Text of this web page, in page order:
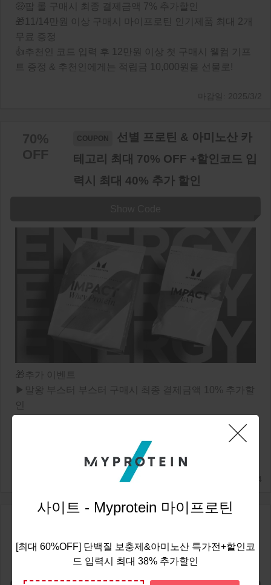
🤑팝 롤 구매시 최종 결제금액 7% 추가할인
🎁11/14만원 이상 구매시 마이프로틴 인기제품 최대 2개
무료 증정
👍추천인 코드 입력 후 12만원 이상 첫 구매시 웰컴 기프
트 증정 & 추천인에게는 적립금 10,000원을 선물로!
70%
OFF
선별 프로틴 & 아미노산 카
테고리 최대 70% OFF +할인코드 입
력시 최대 40% 추가 할인
🎁추가 이벤트
▶말왕 부스터 부스터 구매시 최종 결제금액 10% 추가할
인
품 증정! + 추천인에게는 스페셜 적립금 10,000원을 선물
테고리 최대 70% OFF +할인코드 입
력시 최대 40% 추가 할인
사이트 - Myprotein 마이프로틴
[최대 60%OFF] 단백질 보충제&아미노산 특가전+할인코
드 입력시 최대 38% 추가할인